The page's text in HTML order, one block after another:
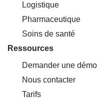
Logistique
Pharmaceutique
Soins de santé
Ressources
Demander une démo
Nous contacter
Tarifs